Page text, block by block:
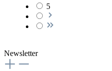
5
Newsletter